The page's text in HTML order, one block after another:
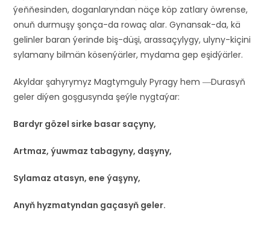
ýeňňesinden, doganlaryndan näçe köp zatlary öwrense,
onuň durmuşy şonça-da rowaç alar. Gynansak-da, kä
gelinler baran ýerinde biş-düşi, arassaçylygy, ulyny-kiçini
sylamany bilmän kösenýärler, mydama gep eşidýärler.
Akyldar şahyrymyz Magtymguly Pyragy hem ―Durasyň
geler diýen goşgusynda şeýle nygtaýar:
Bardyr gözel sirke basar saçyny,
Artmaz, ýuwmaz tabagyny, daşyny,
Sylamaz atasyn, ene ýaşyny,
Anyň hyzmatyndan gaçasyň geler.